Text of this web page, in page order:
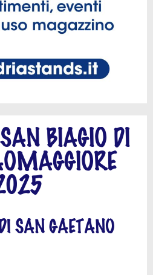
BIAGIO DI
SAN GAETANO